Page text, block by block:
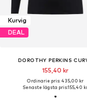
Kurvig
DEAL
DOROTHY PERKINS
155,40 kr
Ordinarie pris: 435,00 kr
Senaste lägsta pris:155,40